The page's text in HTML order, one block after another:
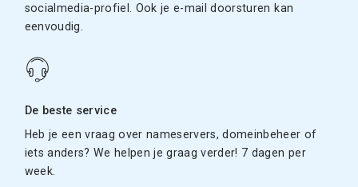
socialmedia-profiel. Ook je e-mail doorsturen kan
eenvoudig.
De beste service
Heb je een vraag over nameservers, domeinbeheer of
iets anders? We helpen je graag verder! 7 dagen per
week.